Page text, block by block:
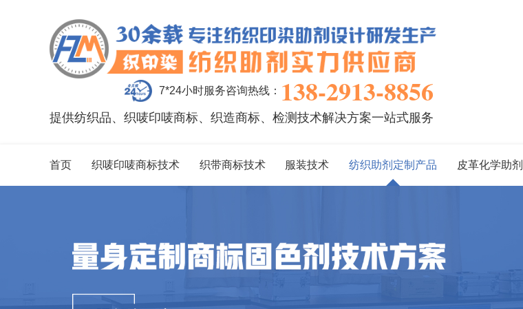
7*24小时服务咨询热线： 138-2913-8856
提供纺织品、织唛印唛商标、织造商标、检测技术解决方案一站式服务
首页 织唛印唛商标技术 织带商标技术 服装技术 纺织助剂定制产品 皮革化学助